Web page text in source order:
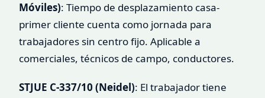
Móviles): Tiempo de desplazamiento casa-
primer cliente cuenta como jornada para
trabajadores sin centro fijo. Aplicable a
comerciales, técnicos de campo, conductores.
STJUE C-337/10 (Neidel): El trabajador tiene